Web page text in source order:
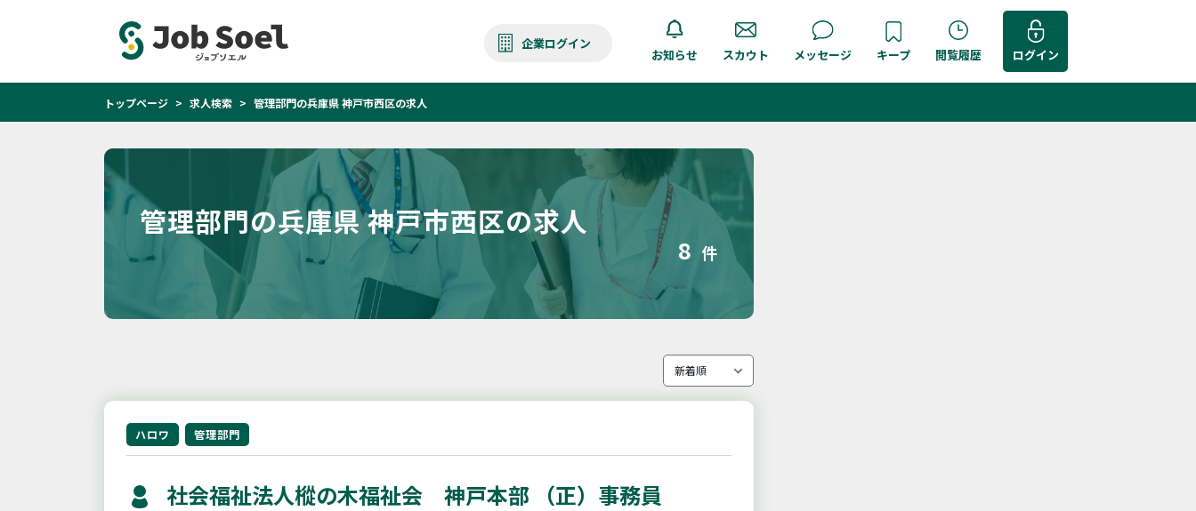
企業ログイン
お知らせ スカウト メッセージ キープ 閲覧履歴 ログイン
トップページ 求人検索 管理部門の兵庫県 神戸市西区の求人
管理部門の兵庫県 神戸市西区の求人
8 件
ハロワ 管理部門
社会福祉法人樅の木福祉会 神戸本部 （正）事務員